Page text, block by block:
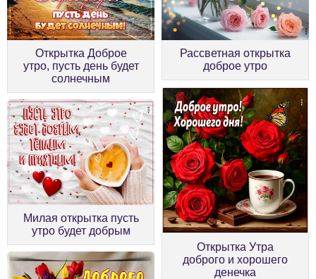
Открытка Доброе
утро, пусть день будет
солнечным
Рассветная открытка
доброе утро
Милая открытка пусть
утро будет добрым
Открытка Утра
доброго и хорошего
денечка